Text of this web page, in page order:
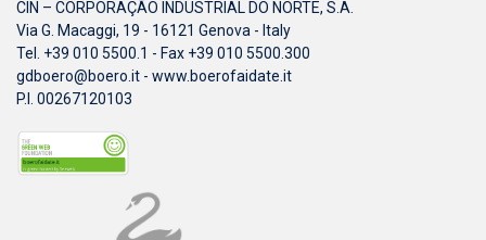
CIN – CORPORAÇÃO INDUSTRIAL DO NORTE, S.A.
Via G. Macaggi, 19 - 16121 Genova - Italy
Tel. +39 010 5500.1 - Fax +39 010 5500.300
gdboero@boero.it - www.boerofaidate.it
P.I. 00267120103